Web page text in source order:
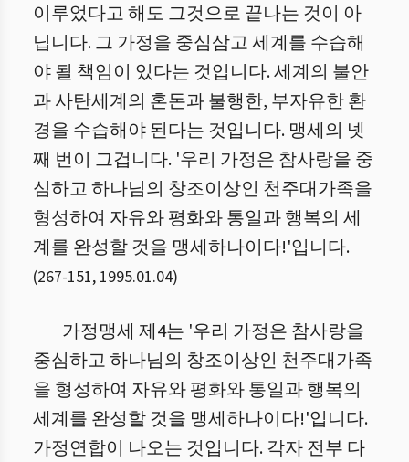
이루었다고 해도 그것으로 끝나는 것이 아
닙니다. 그 가정을 중심삼고 세계를 수습해
야 될 책임이 있다는 것입니다. 세계의 불안
과 사탄세계의 혼돈과 불행한, 부자유한 환
경을 수습해야 된다는 것입니다. 맹세의 넷
째 번이 그겁니다. '우리 가정은 참사랑을 중
심하고 하나님의 창조이상인 천주대가족을
형성하여 자유와 평화와 통일과 행복의 세
계를 완성할 것을 맹세하나이다!'입니다.
(267-151, 1995.01.04)
가정맹세 제4는 '우리 가정은 참사랑을
중심하고 하나님의 창조이상인 천주대가족
을 형성하여 자유와 평화와 통일과 행복의
세계를 완성할 것을 맹세하나이다!'입니다.
가정연합이 나오는 것입니다. 각자 전부 다